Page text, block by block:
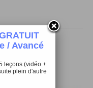
/ Avancé
leçons (vidéo +
plein d'autre